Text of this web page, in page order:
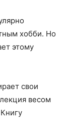
хобби. Но
этому
свои
весом